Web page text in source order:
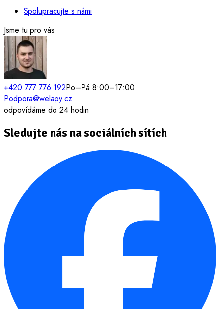
Spolupracujte s námi
Jsme tu pro vás
+420 777 776 192Po–Pá 8:00–17:00
Podpora@welapy.cz
odpovídáme do 24 hodin
Sledujte nás na sociálních sítích